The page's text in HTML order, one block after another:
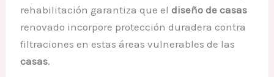
rehabilitación garantiza que eldiseño de casas
renovado incorpore protección duradera contra
filtraciones en estas áreas vulnerables de las
casas.